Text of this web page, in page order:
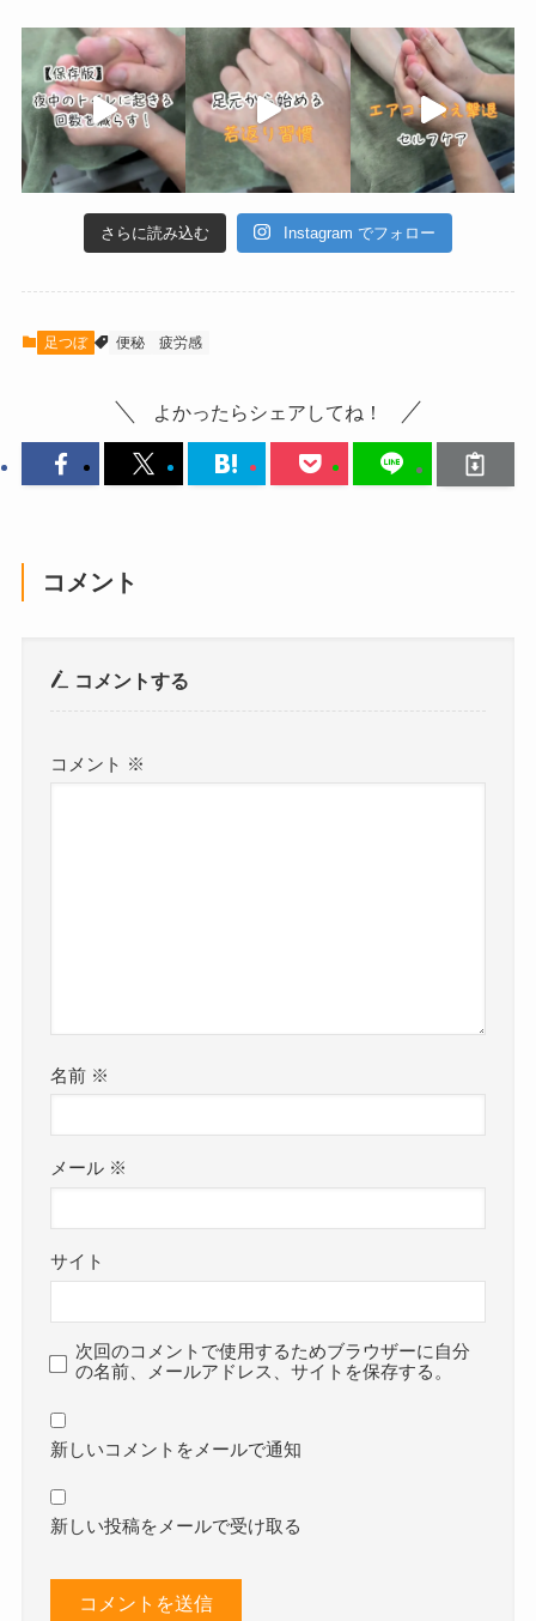
さらに読み込む Instagram でフォロー
足つぼ 便秘 疲労感
よかったらシェアしてね！
コメント
コメントする
コメント ※
名前 ※
メール ※
サイト
次回のコメントで使用するためブラウザーに自分
の名前、メールアドレス、サイトを保存する。
新しいコメントをメールで通知
新しい投稿をメールで受け取る